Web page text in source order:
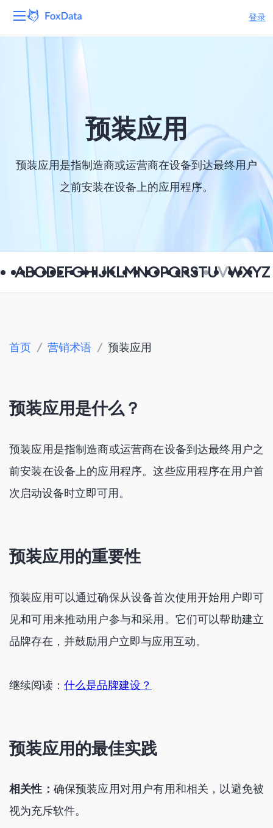
登录
产品
解决方案 预装应用
预装应用是指制造商或运营商在设备到达最终用户
之前安装在设备上的应用程序。
ABCDEFGHIJKLMNOPQRSTUVWXYZ
首页 / 营销术语 / 预装应用
预装应用是什么？
预装应用是指制造商或运营商在设备到达最终用户之
前安装在设备上的应用程序。这些应用程序在用户首
次启动设备时立即可用。
预装应用的重要性
预装应用可以通过确保从设备首次使用开始用户即可
见和可用来推动用户参与和采用。它们可以帮助建立
品牌存在，并鼓励用户立即与应用互动。
继续阅读： 什么是品牌建设？
预装应用的最佳实践
相关性： 确保预装应用对用户有用和相关，以避免被
视为充斥软件。